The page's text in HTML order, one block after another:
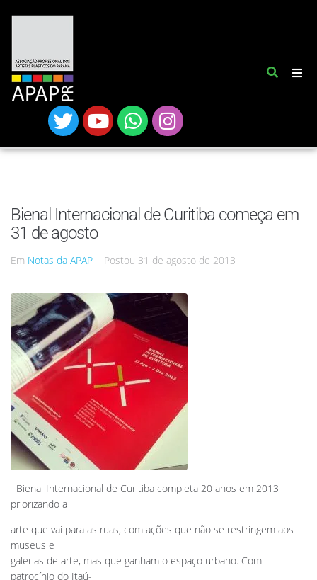
Bienal Internacional de Curitiba começa em
31 de agosto
Em Notas da APAP Postou 31 de agosto de 2013
Bienal Internacional de Curitiba completa 20 anos em 2013
priorizando a
arte que vai para as ruas, com ações que não se restringem aos
museus e
galerias de arte, mas que ganham o espaço urbano. Com
patrocínio do Itaú-